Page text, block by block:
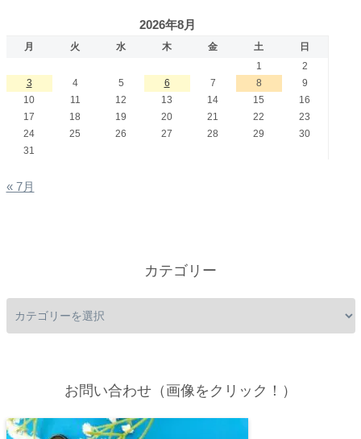
2026年8月
月 火 水 木 金 土
日
1
2
3
4 5 6 7 8
9
10
11 12 13 14 15
16
17
18 19 20 21 22
23
24
25 26 27 28 29
30
31
« 7月
カテゴリー
お問い合わせ（画像をクリック！）